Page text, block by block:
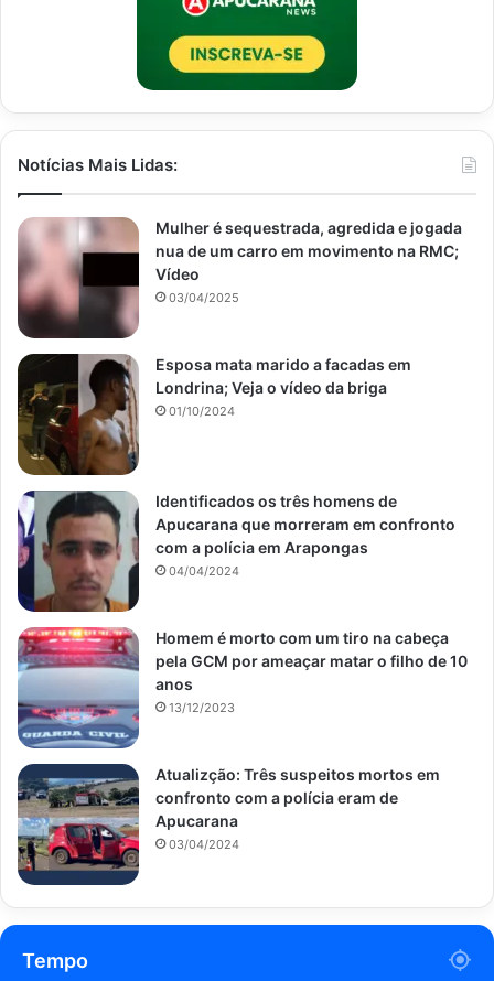
Notícias Mais Lidas:
Mulher é sequestrada, agredida e jogada
nua de um carro em movimento na RMC;
Vídeo
03/04/2025
Esposa mata marido a facadas em
Londrina; Veja o vídeo da briga
01/10/2024
Identificados os três homens de
Apucarana que morreram em confronto
com a polícia em Arapongas
04/04/2024
Homem é morto com um tiro na cabeça
pela GCM por ameaçar matar o filho de 10
anos
13/12/2023
Atualizção: Três suspeitos mortos em
confronto com a polícia eram de
Apucarana
03/04/2024
Tempo